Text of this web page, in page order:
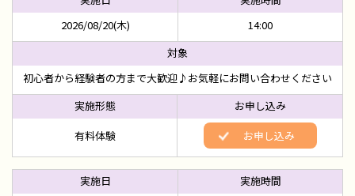
2026/08/20(木) 14:00
初心者から経験者の方まで大歓迎♪お気軽にお問い合わせください
有料体験 お申し込み